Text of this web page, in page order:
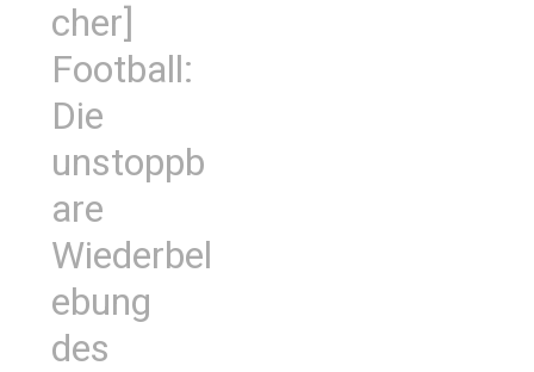
cher]
Football:
Die
unstoppb
are
Wiederbel
ebung
des